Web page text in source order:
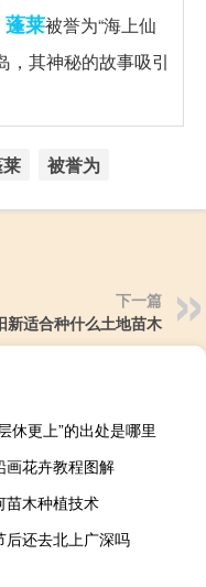
蓬莱被誉为“海上仙
，其神秘的故事吸引
被誉为
下一篇
新适合种什么土地苗木
休更上”的出处是哪里
画花卉教程图解
苗木种植技术
后还去北上广深吗